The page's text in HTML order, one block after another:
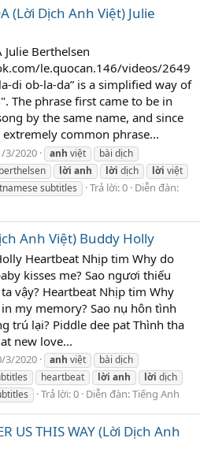
(Lời Dịch Anh Việt) Julie
Julie Berthelsen
le.quocan.146/videos/2649
di ob-la-da” is a simplified way of
The phrase first came to be in
by the same name, and since
common phrase...
3/2020 anh việt
bài dịch
lời anh lời dịch lời việt
subtitles Trả lời: 0 Diễn đàn:
Anh Việt) Buddy Holly
Heartbeat Nhịp tim Why do
kisses me? Sao ngươi thiếu
vậy? Heartbeat Nhịp tim Why
my memory? Sao nụ hôn tình
trú lại? Piddle dee pat Thình tha
new love...
3/2020 anh việt
bài dịch
heartbeat lời anh lời dịch
Trả lời: 0 Diễn đàn:Tiếng Anh
US THIS WAY (Lời Dịch Anh